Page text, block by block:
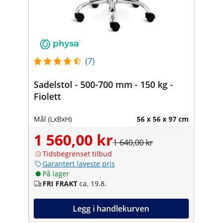
(7)
Sadelstol - 500-700 mm - 150 kg -
Fiolett
Mål (LxBxH) 56 x 56 x 97 cm
1 560,00 kr1 640,00 kr
Tidsbegrenset tilbud
Garantert laveste pris
På lager
FRI FRAKT ca. 19.8.
Legg i handlekurven